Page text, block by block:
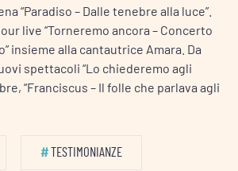
“Paradiso – Dalle tenebre alla luce”.
live “Torneremo ancora – Concerto
insieme alla cantautrice Amara. Da
spettacoli “Lo chiederemo agli
“Franciscus – Il folle che parlava agli
#TESTIMONIANZE